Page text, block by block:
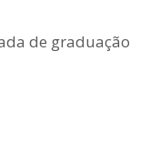
de graduação